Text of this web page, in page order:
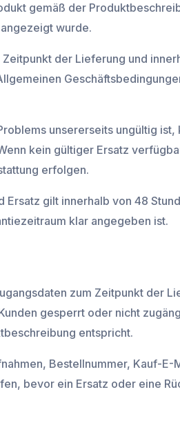
gemäß der
wurde.
der Lieferung und
unsererseits ungültig ist,
kein gültiger Ersatz
erfolgen.
gilt innerhalb von 48
klar angegeben ist.
zum Zeitpunkt der
gesperrt oder nicht
entspricht.
Bestellnummer, Kauf-E-
bevor ein Ersatz oder eine